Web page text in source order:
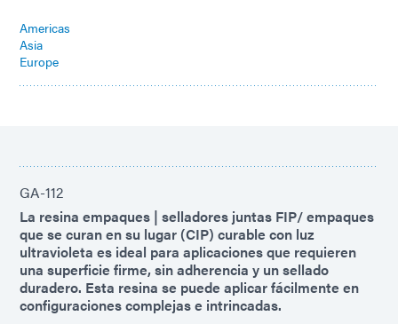
Americas
Asia
Europe
GA-112
La resina empaques | selladores juntas FIP/ empaques
que se curan en su lugar (CIP) curable con luz
ultravioleta es ideal para aplicaciones que requieren
una superficie firme, sin adherencia y un sellado
duradero. Esta resina se puede aplicar fácilmente en
configuraciones complejas e intrincadas.